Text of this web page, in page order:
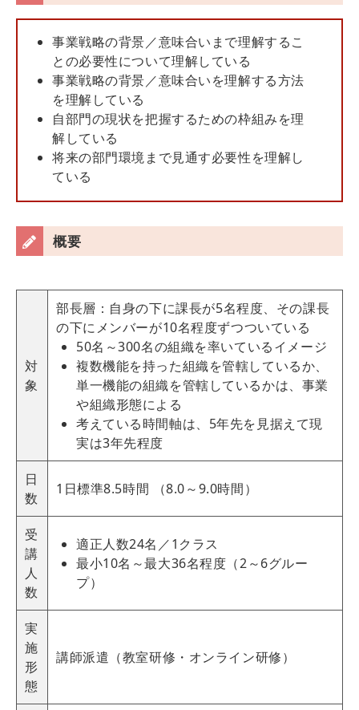
事業戦略の背景／意味合いまで理解するこ
との必要性について理解している
事業戦略の背景／意味合いを理解する方法
を理解している
自部門の現状を把握するための枠組みを理
解している
将来の部門環境まで見通す必要性を理解し
ている
概要
対
象
部長層：自身の下に課長が5名程度、その課長
の下にメンバーが10名程度ずつついている
50名～300名の組織を率いているイメージ
複数機能を持った組織を管轄しているか、
単一機能の組織を管轄しているかは、事業
や組織形態による
考えている時間軸は、 5年先を見据えて現
実は3年先程度
日
数
1日標準8.5時間 （8.0～9.0時間）
受
講
人
数
適正人数24名／1クラス
最小10名～最大36名程度（2～6グルー
プ）
実
施
形
態
講師派遣（教室研修・オンライン研修）